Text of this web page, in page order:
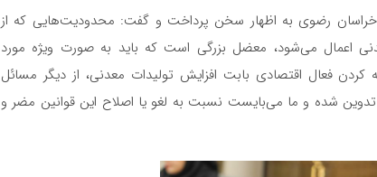
خراسان رضوی به اظهار سخن پرداخت و گفت: محدودیت‌هایی که از
اعمال می‌شود، معضل بزرگی است که باید به صورت ویژه مورد
فعال اقتصادی بابت افزایش تولیدات معدنی، از دیگر مسائل
شده و ما می‌بایست نسبت به لغو یا اصلاح این قوانین مضر و